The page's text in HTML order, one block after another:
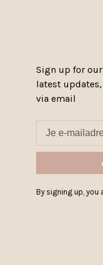
Sign up for
latest
via email
By signing up, you